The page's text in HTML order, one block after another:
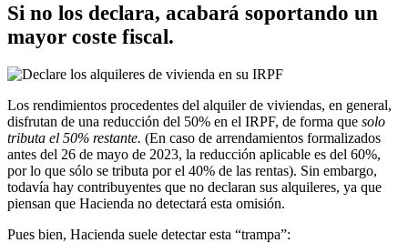
Si no los declara, acabará soportando un
mayor coste fiscal.
Los rendimientos procedentes del alquiler de viviendas, en general,
disfrutan de una reducción del 50% en el IRPF, de forma que solo
tributa el 50% restante. (En caso de arrendamientos formalizados
antes del 26 de mayo de 2023, la reducción aplicable es del 60%,
por lo que sólo se tributa por el 40% de las rentas). Sin embargo,
todavía hay contribuyentes que no declaran sus alquileres, ya que
piensan que Hacienda no detectará esta omisión.
Pues bien, Hacienda suele detectar esta “trampa”: